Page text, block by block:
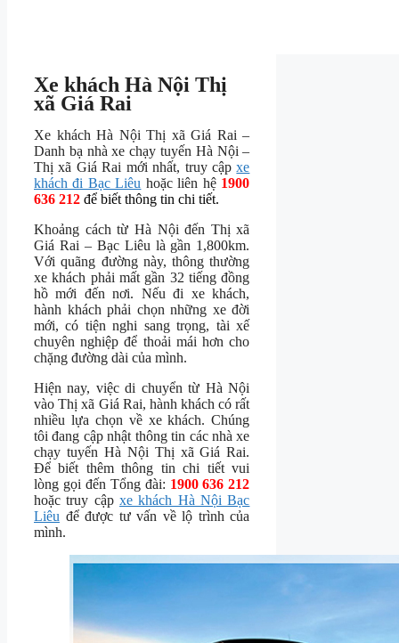
Xe khách Hà Nội Thị
xã Giá Rai
Xe khách Hà Nội Thị xã Giá Rai –
Danh bạ nhà xe chạy tuyến Hà Nội –
Thị xã Giá Rai mới nhất, truy cậpxe
khách đi Bạc Liêu hoặc liên hệ 1900
636 212 để biết thông tin chi tiết.
Khoảng cách từ Hà Nội đến Thị xã
Giá Rai – Bạc Liêu là gần 1,800km.
Với quãng đường này, thông thường
xe khách phải mất gần 32 tiếng đồng
hồ mới đến nơi. Nếu đi xe khách,
hành khách phải chọn những xe đời
mới, có tiện nghi sang trọng, tài xế
chuyên nghiệp để thoải mái hơn cho
chặng đường dài của mình.
Hiện nay, việc di chuyển từ Hà Nội
vào Thị xã Giá Rai, hành khách có rất
nhiều lựa chọn về xe khách. Chúng
tôi đang cập nhật thông tin các nhà xe
chạy tuyến Hà Nội Thị xã Giá Rai.
Để biết thêm thông tin chi tiết vui
lòng gọi đến Tổng đài: 1900 636 212
hoặc truy cậpxe khách Hà Nội Bạc
Liêu để được tư vấn về lộ trình của
mình.